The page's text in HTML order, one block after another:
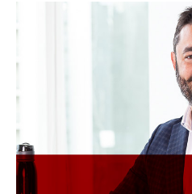
contact
centers